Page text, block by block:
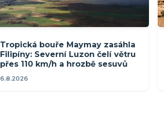
Tropická bouře Maymay zasáhla
Filipíny: Severní Luzon čelí větru
přes 110 km/h a hrozbě sesuvů
6.8.2026